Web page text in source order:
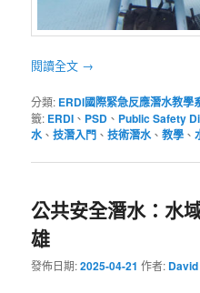
閱讀全文 →
分類: ERDI國際緊急反應潛水教學
籤: ERDI 、 PSD 、 Public Safety
水、技潛入門 、技術潛水、教學 、
公共安全潛水：水
雄
發佈日期:2025-04-21 作者: